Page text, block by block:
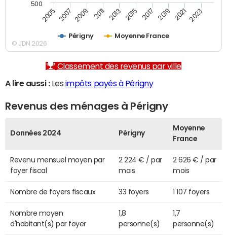
Périgny Moyenne France
2005 2007 2009 2011 2013 2015 2017 2019 2021 2023
500
© JDN 2026
Classement des revenus par ville
A lire aussi :Les impôts payés à Périgny
Revenus des ménages à Périgny
Données 2024 Périgny
Moyenne
France
Revenu mensuel moyen par
foyer fiscal
2 224 € / par
mois
2 626 € / par
mois
Nombre de foyers fiscaux 33 foyers 1 107 foyers
Nombre moyen
d'habitant(s) par foyer
1,8
personne(s)
1,7
personne(s)